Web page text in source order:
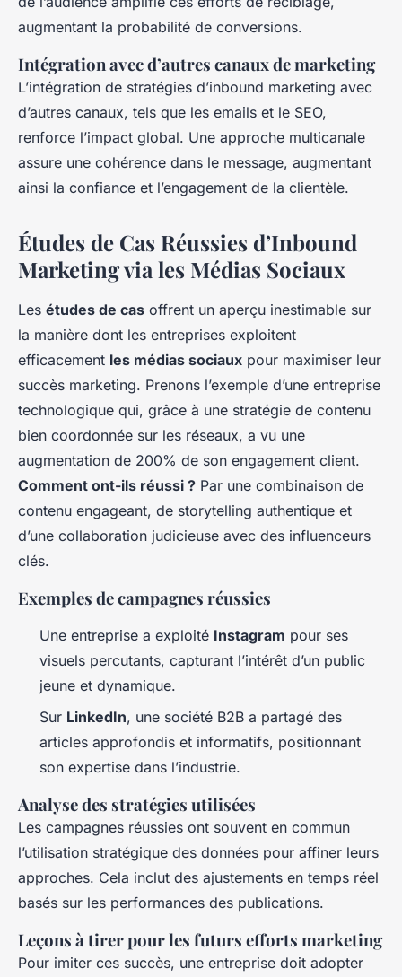
augmentant la probabilité de conversions.
Intégration avec d’autres canaux de marketing
L’intégration de stratégies d’inbound marketing avec
d’autres canaux, tels que les emails et le SEO,
renforce l’impact global. Une approche multicanale
assure une cohérence dans le message, augmentant
ainsi la confiance et l’engagement de la clientèle.
Études de Cas Réussies d’Inbound
Marketing via les Médias Sociaux
Les études de cas offrent un aperçu inestimable sur
la manière dont les entreprises exploitent
efficacement les médias sociaux pour maximiser leur
succès marketing. Prenons l’exemple d’une entreprise
technologique qui, grâce à une stratégie de contenu
bien coordonnée sur les réseaux, a vu une
augmentation de 200% de son engagement client.
Comment ont-ils réussi ? Par une combinaison de
contenu engageant, de storytelling authentique et
d’une collaboration judicieuse avec des influenceurs
clés.
Exemples de campagnes réussies
Une entreprise a exploité Instagram pour ses
visuels percutants, capturant l’intérêt d’un public
jeune et dynamique.
Sur LinkedIn, une société B2B a partagé des
articles approfondis et informatifs, positionnant
son expertise dans l’industrie.
Analyse des stratégies utilisées
Les campagnes réussies ont souvent en commun
l’utilisation stratégique des données pour affiner leurs
approches. Cela inclut des ajustements en temps réel
basés sur les performances des publications.
Leçons à tirer pour les futurs efforts marketing
Pour imiter ces succès, une entreprise doit adopter